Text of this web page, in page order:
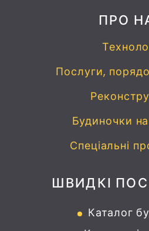
ПРО
Послуги,
Будиночки на
Спеціальні
ШВИДКІ
Каталог